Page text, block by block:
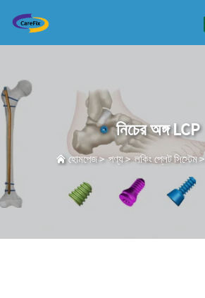
নিচের অঙ্গ LCP
হোমপেজ>পণ্য>লকিং প্লেট সিস্টেম>